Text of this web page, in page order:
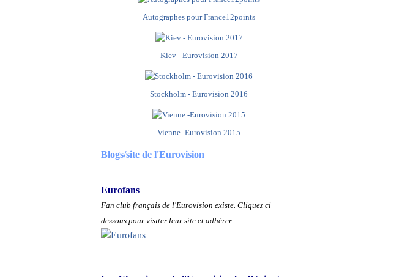
Autographes pour France12points
Kiev - Eurovision 2017
Stockholm - Eurovision 2016
Vienne -Eurovision 2015
Blogs/site de l'Eurovision
Eurofans
Fan club français de l'Eurovision existe. Cliquez ci
dessous pour visiter leur site et adhérer.